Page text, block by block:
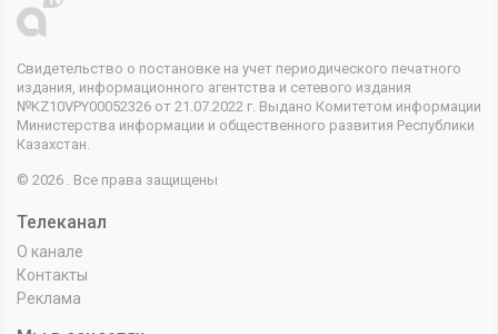
Свидетельство о постановке на учет периодического печатного
издания, информационного агентства и сетевого издания
№KZ10VPY00052326 от 21.07.2022 г. Выдано Комитетом информации
Министерства информации и общественного развития Республики
Казахстан.
© 2026 . Все права защищены
Телеканал
О канале
Контакты
Реклама